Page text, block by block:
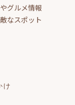
グルメ情報
なスポット
け